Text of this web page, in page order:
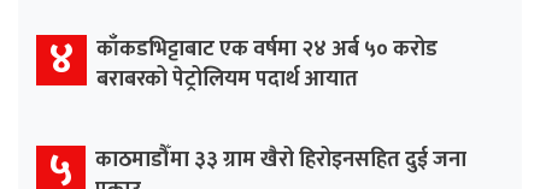
४ काँकडभिट्टाबाट एक वर्षमा २४ अर्ब ५० करोड
बराबरको पेट्रोलियम पदार्थ आयात
५ काठमाडौँमा ३३ ग्राम खैरो हिरोइनसहित दुई जना